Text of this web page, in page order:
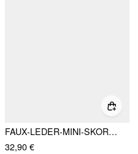
FAUX-LEDER-MINI-SKORT MIT MITTELHÖHE UND GÜRTEL
32,90 €